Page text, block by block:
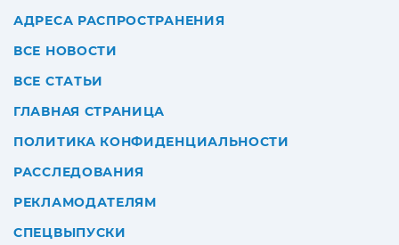
АДРЕСА РАСПРОСТРАНЕНИЯ
ВСЕ НОВОСТИ
ВСЕ СТАТЬИ
ГЛАВНАЯ СТРАНИЦА
ПОЛИТИКА КОНФИДЕНЦИАЛЬНОСТИ
РАССЛЕДОВАНИЯ
РЕКЛАМОДАТЕЛЯМ
СПЕЦВЫПУСКИ